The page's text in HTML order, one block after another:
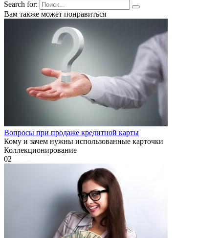
Search for:
Вам также может понравиться
Вопросы при продаже кредитной карты
Кому и зачем нужны использованные карточки
Коллекционирование
02